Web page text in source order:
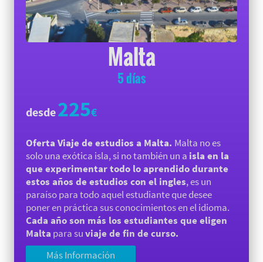
Malta
5 días
desde225€
Oferta Viaje de estudios a Malta. Malta no es
solo una exótica isla, si no también un a isla en la
que experimentar todo lo aprendido durante
estos años de estudios con el ingles, es un
paraíso para todo aquel estudiante que desee
poner en práctica sus conocimientos en el idioma.
Cada año son más los estudiantes que eligen
Malta para suviaje de fin de curso.
Más Información